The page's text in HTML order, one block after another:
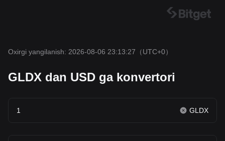
Oxirgi yangilanish: 2026-08-06 23:13:27 （UTC+0）
GLDX dan USD ga konvertori
GLDX